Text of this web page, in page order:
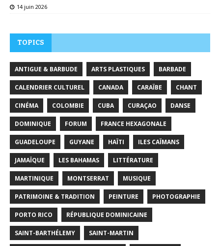
14 juin 2026
TOPICS
ANTIGUE & BARBUDE ARTS PLASTIQUES BARBADE
CALENDRIER CULTUREL CANADA CARAÏBE CHANT
CINÉMA COLOMBIE CUBA CURAÇAO DANSE
DOMINIQUE FORUM FRANCE HEXAGONALE
GUADELOUPE GUYANE HAÏTI ILES CAÏMANS
JAMAÏQUE LES BAHAMAS LITTÉRATURE
MARTINIQUE MONTSERRAT MUSIQUE
PATRIMOINE & TRADITION PEINTURE PHOTOGRAPHIE
PORTO RICO RÉPUBLIQUE DOMINICAINE
SAINT-BARTHÉLEMY SAINT-MARTIN